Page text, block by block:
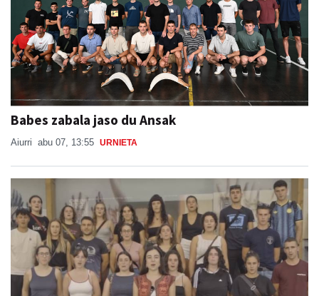
Babes zabala jaso du Ansak
Aiurri abu 07, 13:55 URNIETA